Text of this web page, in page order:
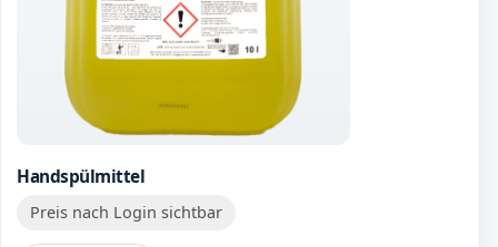
Handspülmittel
Preis nach Login sichtbar